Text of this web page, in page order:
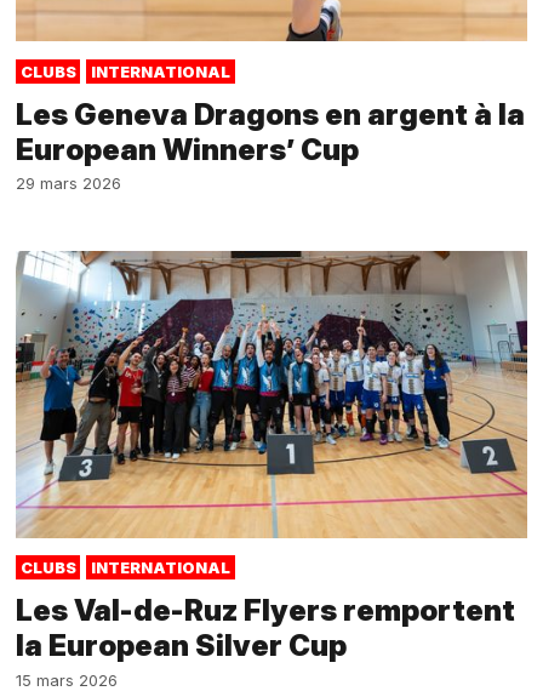
CLUBS INTERNATIONAL
Les Geneva Dragons en argent à la
European Winners’ Cup
29 mars 2026
CLUBS INTERNATIONAL
Les Val-de-Ruz Flyers remportent
la European Silver Cup
15 mars 2026